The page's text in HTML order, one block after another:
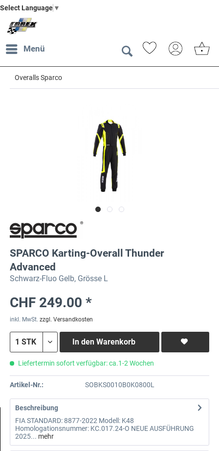
Select Language ▼
Menü
Overalls Sparco
SPARCO Karting-Overall Thunder
Advanced
Schwarz-Fluo Gelb, Grösse L
CHF 249.00 *
inkl. MwSt. zzgl. Versandkosten
In den Warenkorb
Liefertermin sofort verfügbar: ca.1-2 Wochen
Artikel-Nr.: SOBKS0010B0K0800L
Beschreibung
FIA STANDARD: 8877-2022 Modell: K48
Homologationsnummer: KC.017.24-O NEUE AUSFÜHRUNG
2025... mehr